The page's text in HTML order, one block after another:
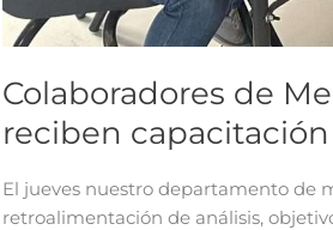
Colaboradores de
reciben capacitación
El jueves nuestro departamento de
retroalimentación de análisis,